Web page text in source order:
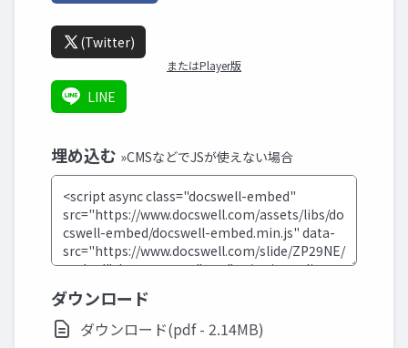
(Twitter)
またはPlayer版
LINE
埋め込む »CMSなどでJSが使えない場合
ダウンロード
ダウンロード(pdf - 2.14MB)